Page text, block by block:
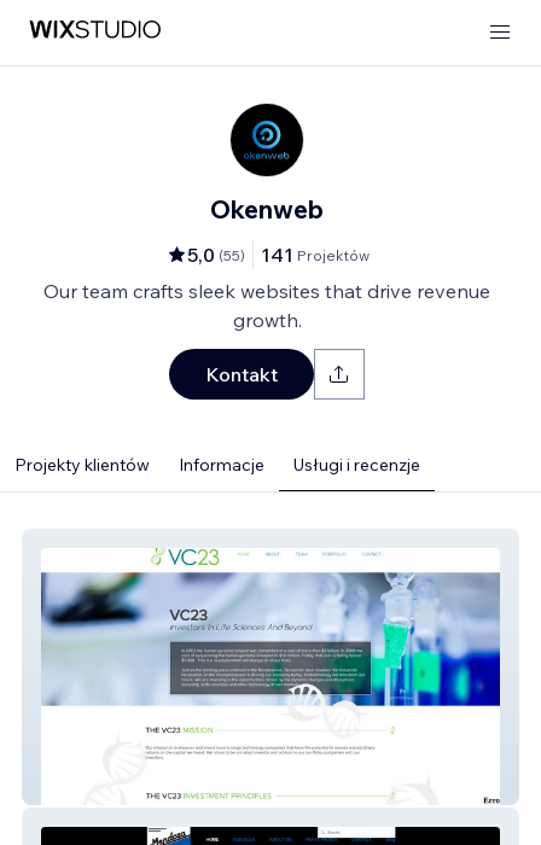
Okenweb
5,0 (55) 141 Projektów
Our team crafts sleek websites that drive revenue
growth.
Kontakt
Projekty klientów Informacje Usługi i recenzje